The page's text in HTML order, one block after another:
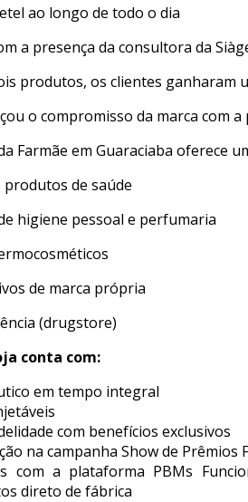
ao longo de todo o dia
a presença da consultora da
produtos, os clientes ganharam
o compromisso da marca com
Farmãe em Guaraciaba oferece
de saúde
higiene pessoal e perfumaria
de marca própria
(drugstore)
conta com:
em tempo integral
com benefícios exclusivos
na campanha Show de Prêmios
com a plataforma PBMs
direto de fábrica